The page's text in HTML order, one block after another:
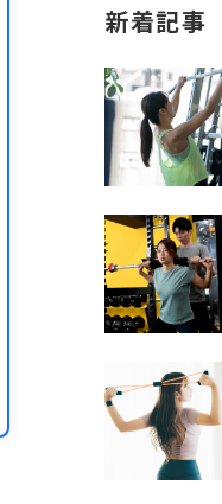
新着記事